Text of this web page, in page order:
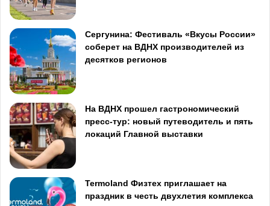
Сергунина: Фестиваль «Вкусы России»
соберет на ВДНХ производителей из
десятков регионов
На ВДНХ прошел гастрономический
пресс-тур: новый путеводитель и пять
локаций Главной выставки
Termoland Физтех приглашает на
праздник в честь двухлетия комплекса